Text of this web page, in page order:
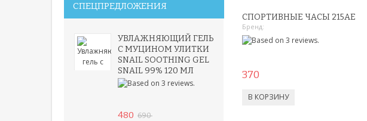
СПЕЦПРЕДЛОЖЕНИЯ
УВЛАЖНЯЮЩИЙ ГЕЛЬ
С МУЦИНОМ УЛИТКИ
SNAIL SOOTHING GEL
SNAIL 99% 120 МЛ
480 690
СПОРТИВНЫЕ ЧАСЫ 215AE
Бренд:
370